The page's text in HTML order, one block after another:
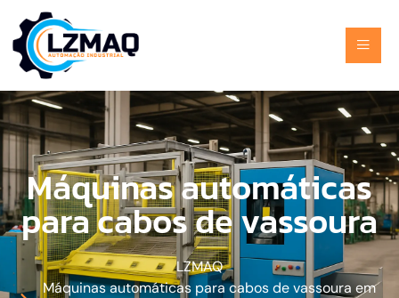
Máquinas automáticas
para cabos de vassoura
LZMAQ
Máquinas automáticas para cabos de vassoura em